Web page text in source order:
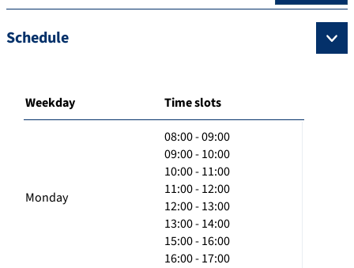
Schedule
Weekday Time slots
Monday
08:00 - 09:00
09:00 - 10:00
10:00 - 11:00
11:00 - 12:00
12:00 - 13:00
13:00 - 14:00
15:00 - 16:00
16:00 - 17:00